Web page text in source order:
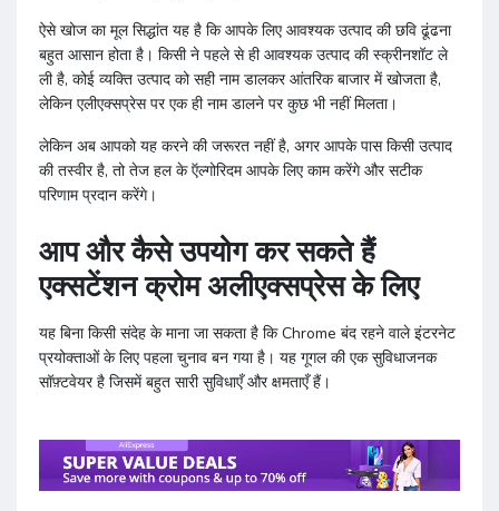
ऐसे खोज का मूल सिद्धांत यह है कि आपके लिए आवश्यक उत्पाद की छवि ढूंढना
बहुत आसान होता है। किसी ने पहले से ही आवश्यक उत्पाद की स्क्रीनशॉट ले
ली है, कोई व्यक्ति उत्पाद को सही नाम डालकर आंतरिक बाजार में खोजता है,
लेकिन एलीएक्सप्रेस पर एक ही नाम डालने पर कुछ भी नहीं मिलता।
लेकिन अब आपको यह करने की जरूरत नहीं है, अगर आपके पास किसी उत्पाद
की तस्वीर है, तो तेज हल के ऍल्गोरिदम आपके लिए काम करेंगे और सटीक
परिणाम प्रदान करेंगे।
आप और कैसे उपयोग कर सकते हैं
एक्सटेंशन क्रोम अलीएक्सप्रेस के लिए
यह बिना किसी संदेह के माना जा सकता है कि Chrome बंद रहने वाले इंटरनेट
प्रयोक्ताओं के लिए पहला चुनाव बन गया है। यह गूगल की एक सुविधाजनक
सॉफ़्टवेयर है जिसमें बहुत सारी सुविधाएँ और क्षमताएँ हैं।